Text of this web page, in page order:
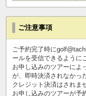
ご注意事項
ご予約完了時に
ールを受信できるように
お申し込みのツアーによ
が、即時決済されなかっ
クレジット決済はされま
お申し込みのツアーが予